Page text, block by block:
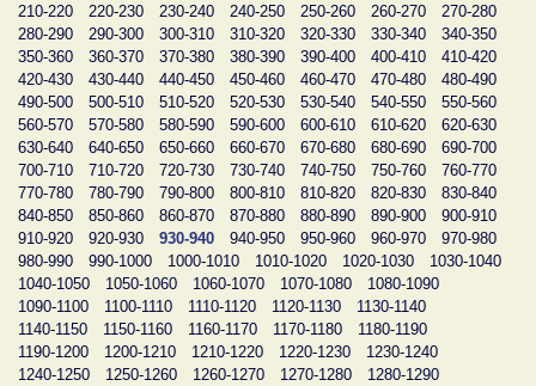
210-220
220-230 230-240 240-250 250-260 260-270
270-280
280-290
290-300 300-310 310-320 320-330 330-340
340-350
350-360
360-370 370-380 380-390 390-400 400-410
410-420
420-430
430-440 440-450 450-460 460-470 470-480
480-490
490-500
500-510 510-520 520-530 530-540 540-550
550-560
560-570
570-580 580-590 590-600 600-610 610-620
620-630
630-640
640-650 650-660 660-670 670-680 680-690
690-700
700-710
710-720 720-730 730-740 740-750 750-760
760-770
770-780
780-790 790-800 800-810 810-820 820-830
830-840
840-850
850-860 860-870 870-880 880-890 890-900
900-910
910-920
920-930 930-940 940-950 950-960 960-970
970-980
980-990
990-1000 1000-1010 1010-1020 1020-1030
1030-1040
1040-1050
1050-1060 1060-1070 1070-1080
1080-1090
1090-1100
1100-1110 1110-1120 1120-1130
1130-1140
1140-1150
1150-1160 1160-1170 1170-1180
1180-1190
1190-1200
1200-1210 1210-1220 1220-1230
1230-1240
1240-1250
1250-1260 1260-1270 1270-1280
1280-1290